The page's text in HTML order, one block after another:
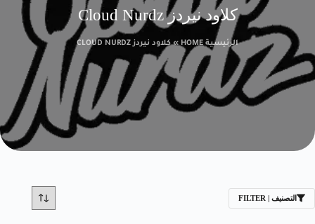
كلاود نيردز Cloud Nurdz
الرئيسية HOME »كلاود نيردز CLOUD NURDZ
التصنيف | FILTER